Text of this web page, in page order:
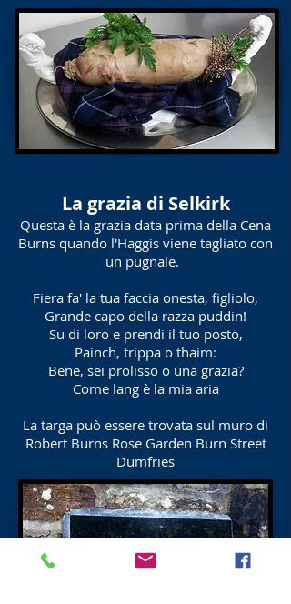
La grazia di Selkirk
Questa è la grazia data prima della Cena
Burns quando l'Haggis viene tagliato con
un pugnale.
Fiera fa' la tua faccia onesta, figliolo,
Grande capo della razza puddin!
Su di loro e prendi il tuo posto,
Painch, trippa o thaim:
Bene, sei prolisso o una grazia?
Come lang è la mia aria
La targa può essere trovata sul muro di
Robert Burns Rose Garden Burn Street
Dumfries